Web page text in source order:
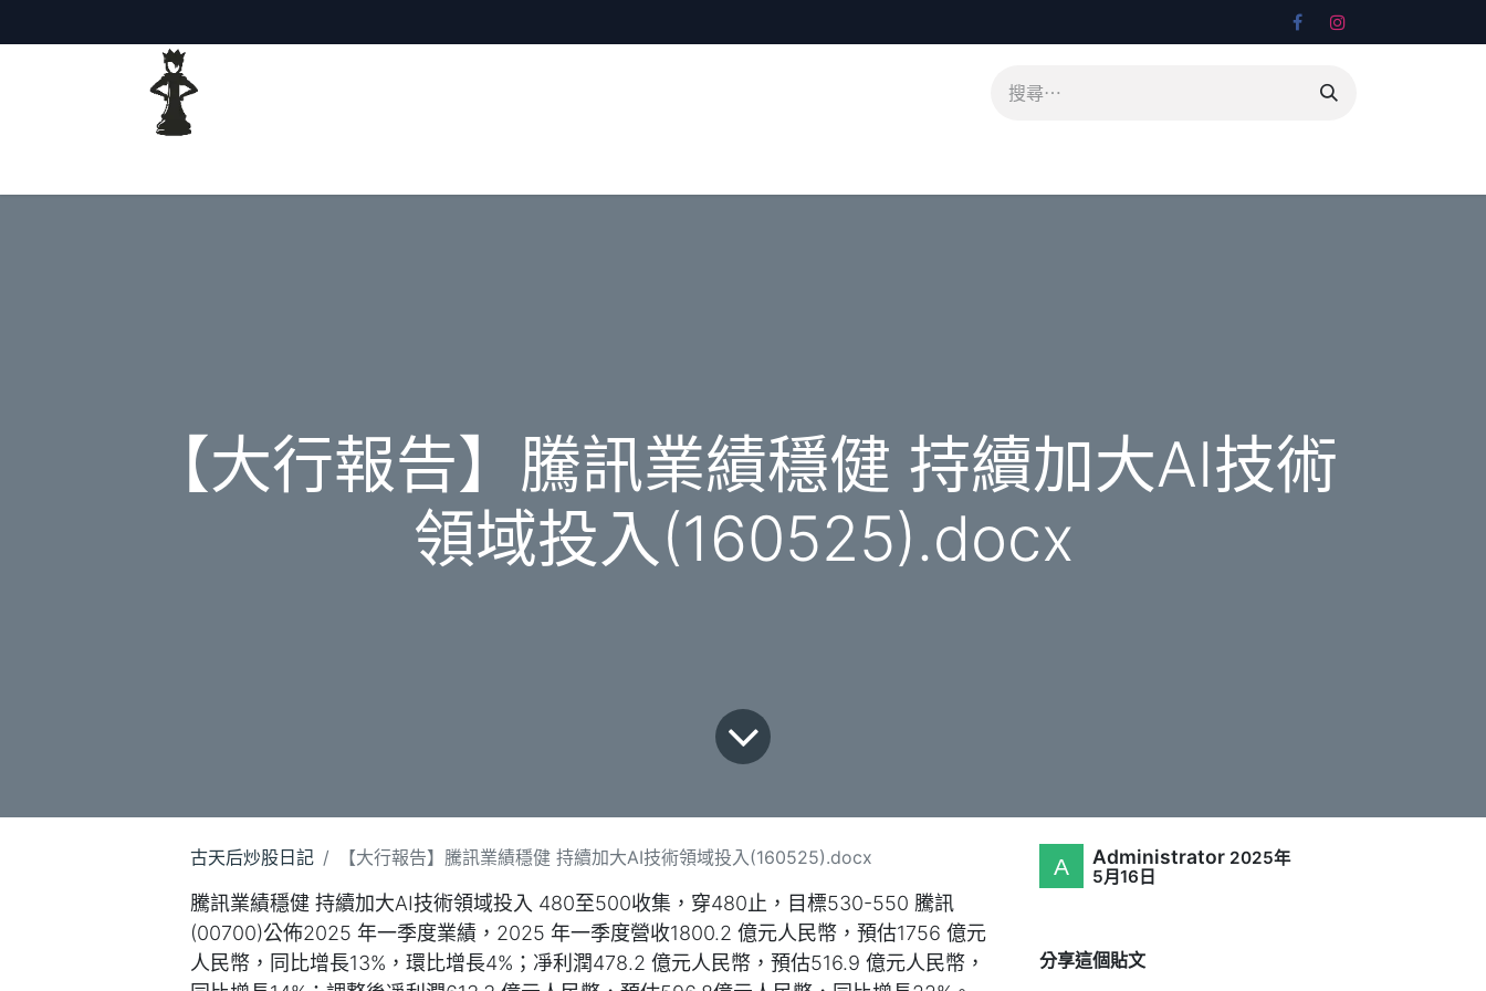
【大行報告】騰訊業績穩健 持續加大AI技術
領域投入(160525).docx
古天后炒股日記 【大行報告】騰訊業績穩健 持續加大AI技術領域投入(160525).docx
騰訊業績穩健 持續加大AI技術領域投入 480至500收集，穿480止，目標530-550 騰訊
(00700)公佈2025 年一季度業績，2025 年一季度營收1800.2 億元人民幣，預估1756 億元
人民幣，同比增長13%，環比增長4%；凈利潤478.2 億元人民幣，預估516.9 億元人民幣，
Administrator 2025年
5月16日
分享這個貼文